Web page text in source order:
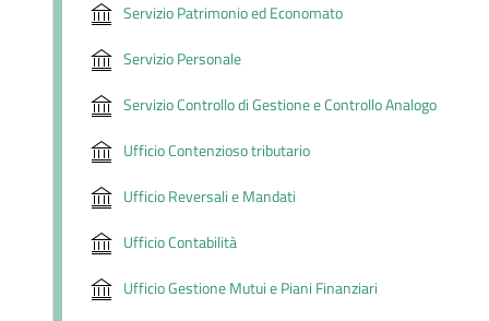
Servizio Patrimonio ed Economato
Servizio Personale
Servizio Controllo di Gestione e Controllo Analogo
Ufficio Contenzioso tributario
Ufficio Reversali e Mandati
Ufficio Contabilità
Ufficio Gestione Mutui e Piani Finanziari